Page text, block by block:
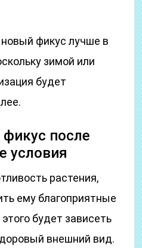
новый фикус лучше в
зимой или
будет
фикус после
условия
растения,
ему благоприятные
будет зависеть
внешний вид.